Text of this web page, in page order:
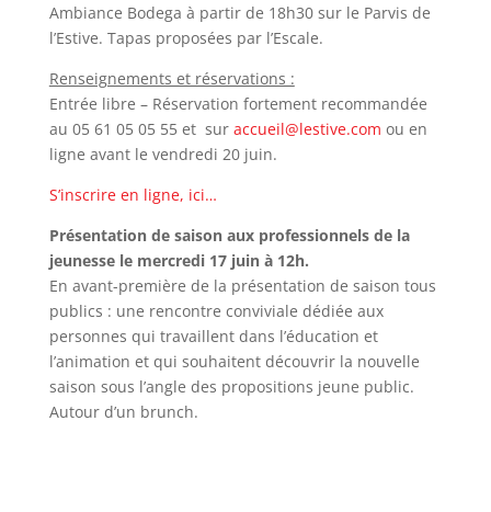
Ambiance Bodega à partir de 18h30 sur le Parvis de
l’Estive. Tapas proposées par l’Escale.
Renseignements et réservations :
Entrée libre – Réservation fortement recommandée
au 05 61 05 05 55 et sur accueil@lestive.com ou en
ligne avant le vendredi 20 juin.
S’inscrire en ligne, ici…
Présentation de saison aux professionnels de la
jeunesse le mercredi 17 juin à 12h.
En avant-première de la présentation de saison tous
publics : une rencontre conviviale dédiée aux
personnes qui travaillent dans l’éducation et
l’animation et qui souhaitent découvrir la nouvelle
saison sous l’angle des propositions jeune public.
Autour d’un brunch.